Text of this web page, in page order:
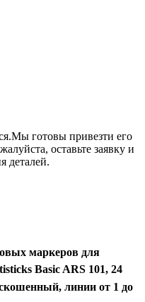
готовы привезти его
оставьте заявку и
деталей.
маркеров для
Basic ARS 101, 24
линии от 1 до